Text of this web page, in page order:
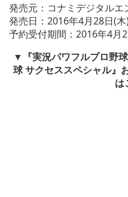
発売元：コナミデジタルエ
発売日：2016年4月28日(
予約受付期間：2016年4月
▼『実況パワフルプロ野
球 サクセススペシャル』
は